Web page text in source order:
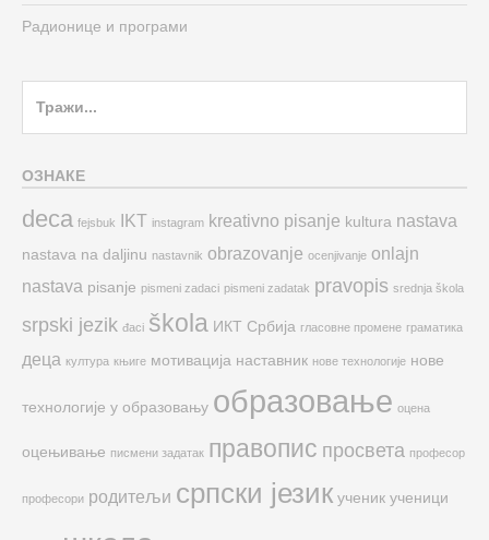
Радионице и програми
ОЗНАКЕ
deca fejsbuk IKT instagram kreativno pisanje kultura nastava
nastava na daljinu nastavnik obrazovanje ocenjivanje onlajn
nastava pisanje pismeni zadaci pismeni zadatak pravopis srednja škola
srpski jezik đaci škola ИКТ Србија гласовне промене граматика
деца култура књиге мотивација наставник нове технологије нове
технологије у образовању образовање оцена
оцењивање писмени задатак правопис просвета професор
професори родитељи српски језик ученик ученици